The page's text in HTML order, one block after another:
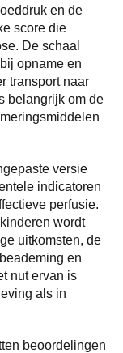
en de
score die
De schaal
opname en
transport naar
belangrijk om de
versie
indicatoren
perfusie.
wordt
uitkomsten, de
en
nut ervan is
als in
beoordelingen